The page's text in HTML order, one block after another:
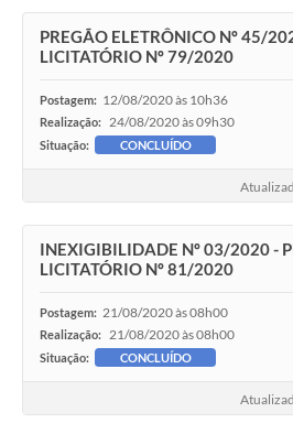
PREGÃO ELETRÔNICO Nº 45/
LICITATÓRIO Nº 79/2020
Postagem: 12/08/2020 às 10h36
Realização: 24/08/2020 às 09h30
Situação: CONCLUÍDO
INEXIGIBILIDADE Nº 03/2020 -
LICITATÓRIO Nº 81/2020
Postagem: 21/08/2020 às 08h00
Realização: 21/08/2020 às 08h00
Situação: CONCLUÍDO